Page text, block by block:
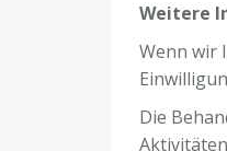
Weitere
Wenn wir
Die